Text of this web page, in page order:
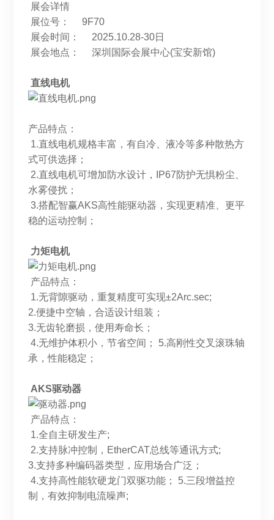
展会详情
展位号： 9F70
展会时间： 2025.10.28-30日
展会地点： 深圳国际会展中心(宝安新馆)
直线电机
产品特点：
1.直线电机规格丰富，有自冷、液冷等多种散热方
式可供选择；
2.直线电机可增加防水设计，IP67防护无惧粉尘、
水雾侵扰；
3.搭配智赢AKS高性能驱动器，实现更精准、更平
稳的运动控制；
力矩电机
产品特点：
1.无背隙驱动，重复精度可实现±2Arc.sec;
2.便捷中空轴，合适设计组装；
3.无齿轮磨损，使用寿命长；
4.无维护体积小，节省空间； 5.高刚性交叉滚珠轴
承，性能稳定；
AKS驱动器
产品特点：
1.全自主研发生产;
2.支持脉冲控制，EtherCAT总线等通讯方式;
3.支持多种编码器类型，应用场合广泛；
4.支持高性能软硬龙门双驱功能； 5.三段增益控
制，有效抑制电流噪声;